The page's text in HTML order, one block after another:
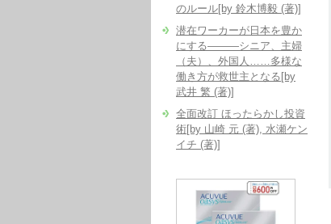
のルール[by 鈴木博毅 (著)]
潜在ワーカーが日本を豊か
にする―――シニア、主婦
（夫）、外国人……多様な
働き方が救世主となる[by
武井 繁 (著)]
全面改訂 ほったらかし投資
術[by 山崎 元 (著), 水瀬ケン
イチ (著)]